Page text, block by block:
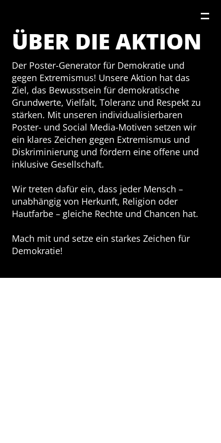
ÜBER DIE AKTION
Der Poster-Generator für Demokratie und
gegen Extremismus! Unsere Aktion hat das
Ziel, das Bewusstsein für demokratische
Grundwerte, Vielfalt, Toleranz und Respekt zu
stärken. Mit unseren individualisierbaren
Poster- und Social Media-Motiven setzen wir
ein klares Zeichen gegen Extremismus und
Diskriminierung und fördern eine offene und
inklusive Gesellschaft.
Wir treten dafür ein, dass jeder Mensch –
unabhängig von Herkunft, Religion oder
Hautfarbe – gleiche Rechte und Chancen hat.
Mach mit und setze ein starkes Zeichen für
Demokratie!